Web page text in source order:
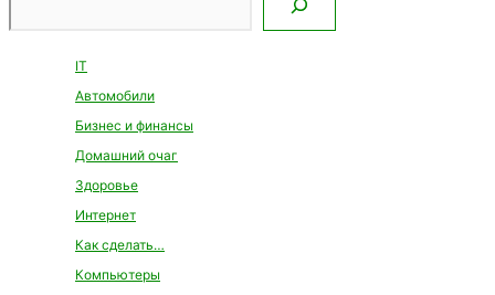
IT
Автомобили
Бизнес и финансы
Домашний очаг
Здоровье
Интернет
Как сделать…
Компьютеры